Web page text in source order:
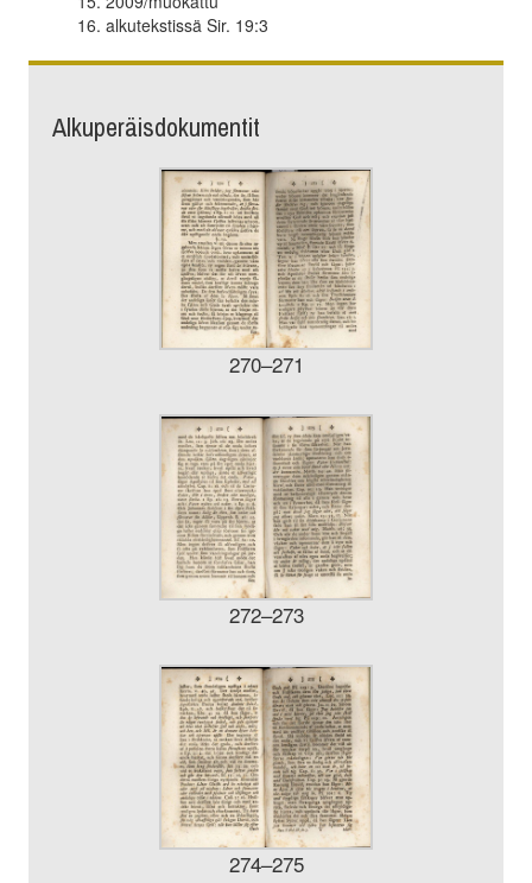
alkutekstissä Sir. 19:3
Alkuperäisdokumentit
270–271
272–273
274–275